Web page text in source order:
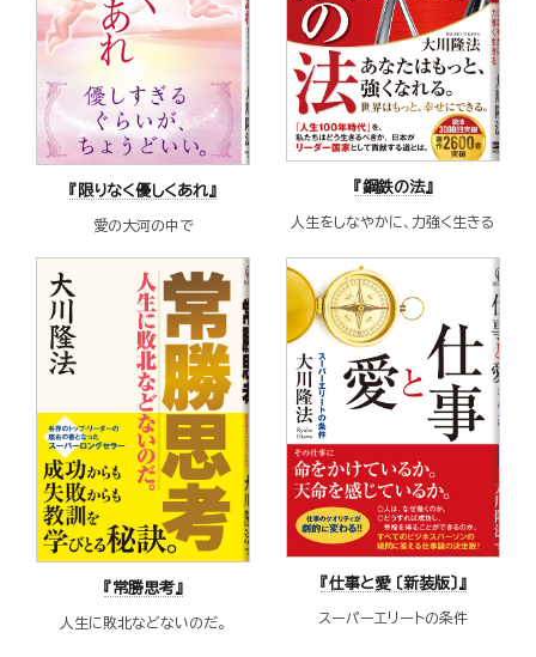
『限りなく優しくあれ』
愛の大河の中で
『鋼鉄の法』
人生をしなやかに、力強く生きる
『常勝思考』
人生に敗北などないのだ。
『仕事と愛 〔新装版〕』
スーパーエリートの条件